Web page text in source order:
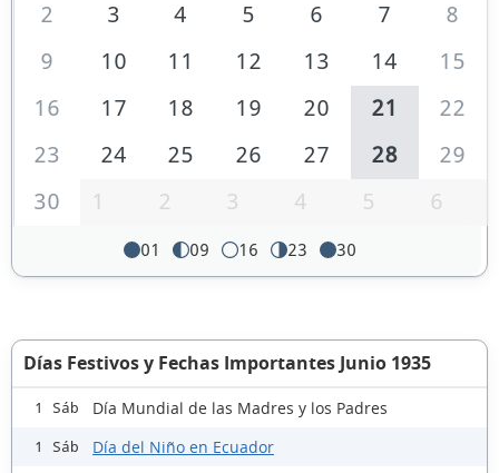
2
3 4 5 6 7
8
9
10 11 12 13 14
15
16
17 18 19 20 21
22
23
24 25 26 27 28
29
30
1 2 3 4 5 6
01 09 16 23 30
Días Festivos y Fechas Importantes Junio 1935
1 Sáb Día Mundial de las Madres y los Padres
1 Sáb Día del Niño en Ecuador